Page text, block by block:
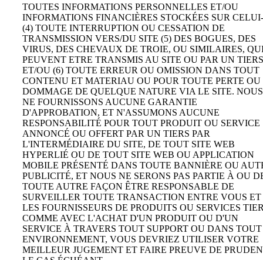
TOUTES INFORMATIONS PERSONNELLES ET/OU
INFORMATIONS FINANCIÈRES STOCKÉES SUR
(4) TOUTE INTERRUPTION OU CESSATION DE
TRANSMISSION VERS/DU SITE (5) DES BOGUES, DES
VIRUS, DES CHEVAUX DE TROIE, OU SIMILAIRES,
PEUVENT ETRE TRANSMIS AU SITE OU PAR UN TIERS
ET/OU (6) TOUTE ERREUR OU OMISSION DANS TOUT
CONTENU ET MATERIAU OU POUR TOUTE PERTE OU
DOMMAGE DE QUELQUE NATURE VIA LE SITE. NOUS
NE FOURNISSONS AUCUNE GARANTIE
D'APPROBATION, ET N'ASSUMONS AUCUNE
RESPONSABILITÉ POUR TOUT PRODUIT OU SERVICE
ANNONCÉ OU OFFERT PAR UN TIERS PAR
L'INTERMÉDIAIRE DU SITE, DE TOUT SITE WEB
HYPERLIÉ OU DE TOUT SITE WEB OU APPLICATION
MOBILE PRÉSENTÉ DANS TOUTE BANNIÈRE OU
PUBLICITÉ, ET NOUS NE SERONS PAS PARTIE À OU
TOUTE AUTRE FAÇON ÊTRE RESPONSABLE DE
SURVEILLER TOUTE TRANSACTION ENTRE VOUS ET
LES FOURNISSEURS DE PRODUITS OU SERVICES
COMME AVEC L'ACHAT D'UN PRODUIT OU D'UN
SERVICE À TRAVERS TOUT SUPPORT OU DANS TOUT
ENVIRONNEMENT, VOUS DEVRIEZ UTILISER VOTRE
MEILLEUR JUGEMENT ET FAIRE PREUVE DE